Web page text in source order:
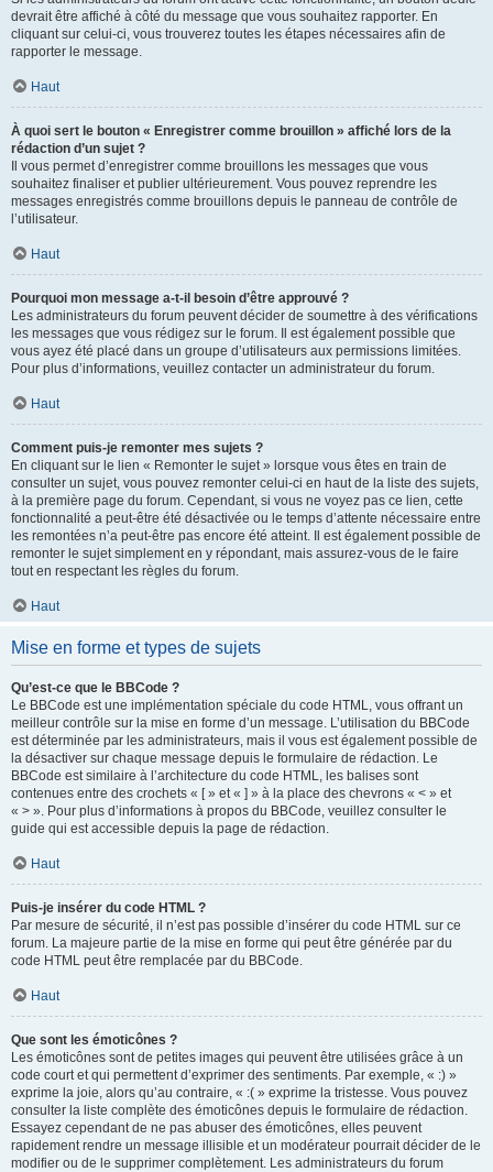
devrait être affiché à côté du message que vous souhaitez rapporter. En
cliquant sur celui-ci, vous trouverez toutes les étapes nécessaires afin de
rapporter le message.
Haut
À quoi sert le bouton « Enregistrer comme brouillon » affiché lors de la
rédaction d’un sujet ?
Il vous permet d’enregistrer comme brouillons les messages que vous
souhaitez finaliser et publier ultérieurement. Vous pouvez reprendre les
messages enregistrés comme brouillons depuis le panneau de contrôle de
l’utilisateur.
Haut
Pourquoi mon message a-t-il besoin d’être approuvé ?
Les administrateurs du forum peuvent décider de soumettre à des vérifications
les messages que vous rédigez sur le forum. Il est également possible que
vous ayez été placé dans un groupe d’utilisateurs aux permissions limitées.
Pour plus d’informations, veuillez contacter un administrateur du forum.
Haut
Comment puis-je remonter mes sujets ?
En cliquant sur le lien « Remonter le sujet » lorsque vous êtes en train de
consulter un sujet, vous pouvez remonter celui-ci en haut de la liste des sujets,
à la première page du forum. Cependant, si vous ne voyez pas ce lien, cette
fonctionnalité a peut-être été désactivée ou le temps d’attente nécessaire entre
les remontées n’a peut-être pas encore été atteint. Il est également possible de
remonter le sujet simplement en y répondant, mais assurez-vous de le faire
tout en respectant les règles du forum.
Haut
Mise en forme et types de sujets
Qu’est-ce que le BBCode ?
Le BBCode est une implémentation spéciale du code HTML, vous offrant un
meilleur contrôle sur la mise en forme d’un message. L’utilisation du BBCode
est déterminée par les administrateurs, mais il vous est également possible de
la désactiver sur chaque message depuis le formulaire de rédaction. Le
BBCode est similaire à l’architecture du code HTML, les balises sont
contenues entre des crochets « [ » et « ] » à la place des chevrons « < » et
« > ». Pour plus d’informations à propos du BBCode, veuillez consulter le
guide qui est accessible depuis la page de rédaction.
Haut
Puis-je insérer du code HTML ?
Par mesure de sécurité, il n’est pas possible d’insérer du code HTML sur ce
forum. La majeure partie de la mise en forme qui peut être générée par du
code HTML peut être remplacée par du BBCode.
Haut
Que sont les émoticônes ?
Les émoticônes sont de petites images qui peuvent être utilisées grâce à un
code court et qui permettent d’exprimer des sentiments. Par exemple, « :) »
exprime la joie, alors qu’au contraire, « :( » exprime la tristesse. Vous pouvez
consulter la liste complète des émoticônes depuis le formulaire de rédaction.
Essayez cependant de ne pas abuser des émoticônes, elles peuvent
rapidement rendre un message illisible et un modérateur pourrait décider de le
modifier ou de le supprimer complètement. Les administrateurs du forum